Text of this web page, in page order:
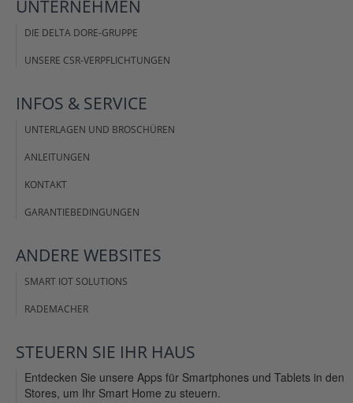
UNTERNEHMEN
DIE DELTA DORE-GRUPPE
UNSERE CSR-VERPFLICHTUNGEN
INFOS & SERVICE
UNTERLAGEN UND BROSCHÜREN
ANLEITUNGEN
KONTAKT
GARANTIEBEDINGUNGEN
ANDERE WEBSITES
SMART IOT SOLUTIONS
RADEMACHER
STEUERN SIE IHR HAUS
Entdecken Sie unsere Apps für Smartphones und Tablets in den
Stores, um Ihr Smart Home zu steuern.